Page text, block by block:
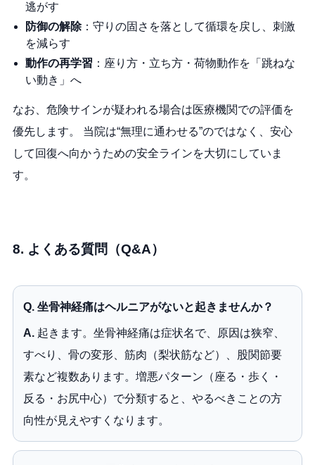
逃がす
防御の解除：守りの固さを落として循環を戻し、刺激
を減らす
動作の再学習 ：座り方・立ち方・荷物動作を「跳ねな
い動き」へ
なお、危険サインが疑われる場合は医療機関での評価を
優先します。 当院は“無理に通わせる”のではなく、安心
して回復へ向かうための安全ラインを大切にしていま
す。
8. よくある質問（Q&A）
Q. 坐骨神経痛はヘルニアがないと起きませんか？
A.起きます。坐骨神経痛は症状名で、原因は狭窄、
すべり、骨の変形、筋肉（梨状筋など）、股関節要
素など複数あります。増悪パターン（座る・歩く・
反る・お尻中心）で分類すると、やるべきことの方
向性が見えやすくなります。